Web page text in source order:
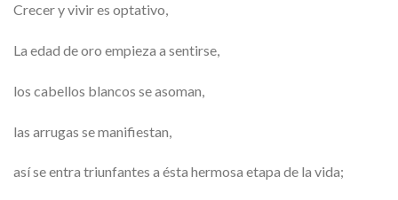
Crecer y vivir es optativo,
La edad de oro empieza a sentirse,
los cabellos blancos se asoman,
las arrugas se manifiestan,
así se entra triunfantes a ésta hermosa etapa de la vida;